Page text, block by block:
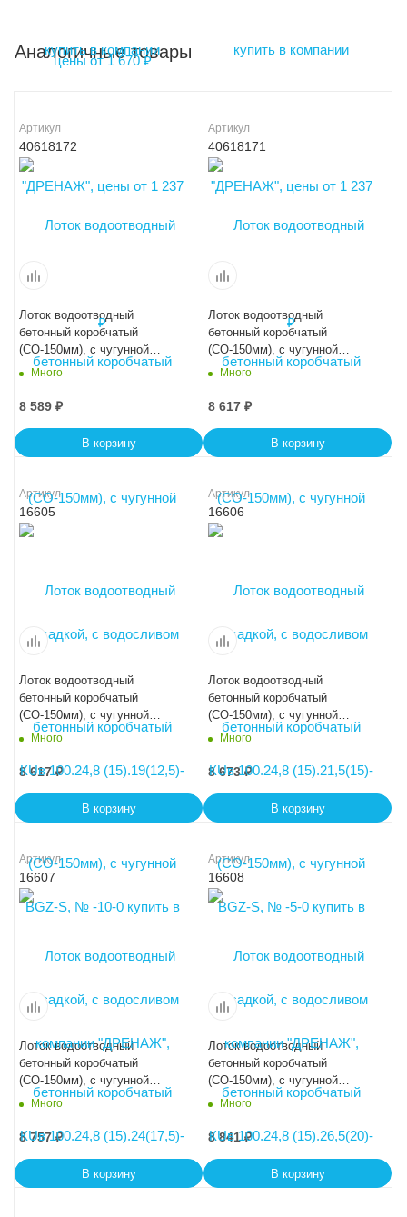
Аналогичные товары
Артикул
40618172
Лоток водоотводный
бетонный коробчатый
(СО-150мм), с чугунной
насадкой, с водосливом КUв
№ -10-0
Много
8 589 ₽
В корзину
Артикул
40618171
Лоток водоотводный
бетонный коробчатый
(СО-150мм), с чугунной
насадкой, с водосливом КUв
№ -5-0
Много
8 617 ₽
В корзину
Артикул
16605
Лоток водоотводный
бетонный коробчатый
(СО-150мм), с чугунной
насадкой, с водосливом КUв
№ 0
Много
8 617₽
В корзину
Артикул
16606
Лоток водоотводный
бетонный коробчатый
(СО-150мм), с чугунной
насадкой, с водосливом КUв
№ 5-0
Много
8 673₽
В корзину
Артикул
16607
Лоток водоотводный
бетонный коробчатый
(СО-150мм), с чугунной
насадкой, с водосливом КUв
№ 10-0
Много
8 757₽
В корзину
Артикул
16608
Лоток водоотводный
бетонный коробчатый
(СО-150мм), с чугунной
насадкой, с водосливом КUв
№ 15-0
Много
8 841₽
В корзину